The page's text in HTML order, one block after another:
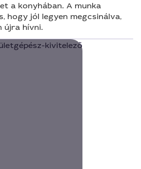
a konyhában. A munka
hogy jól legyen megcsinálva,
újra hívni.